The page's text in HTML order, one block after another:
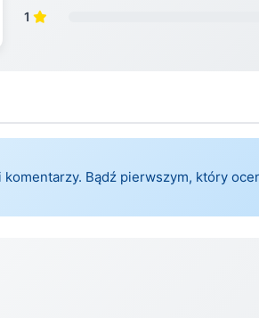
1
komentarzy. Bądź pierwszym, który